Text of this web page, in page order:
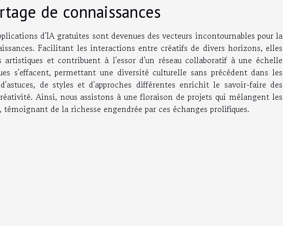
de connaissances
d'IA gratuites sont devenues des vecteurs incontournables pour la
Facilitant les interactions entre créatifs de divers horizons, elles
et contribuent à l'essor d'un réseau collaboratif à une échelle
s'effacent, permettant une diversité culturelle sans précédent dans les
de styles et d'approches différentes enrichit le savoir-faire des
Ainsi, nous assistons à une floraison de projets qui mélangent les
de la richesse engendrée par ces échanges prolifiques.